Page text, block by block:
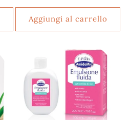
Aggiungi al carrello